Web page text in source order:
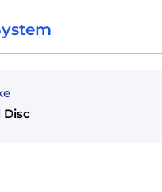
Disc